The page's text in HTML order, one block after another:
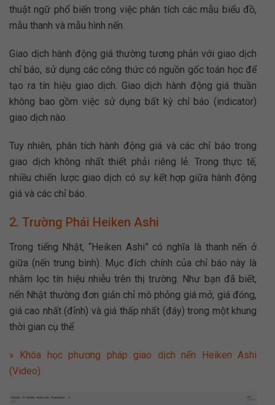
thuật ngữ phổ biến trong việc phân tích các mẫu biểu đồ,
mẫu thanh và mẫu hình nến.
Giao dịch hành động giá thường tương phản với giao dịch
chỉ báo, sử dụng các công thức có nguồn gốc toán học để
tạo ra tín hiệu giao dịch. Giao dịch hành động giá thuần
không bao gồm việc sử dụng bất kỳ chỉ báo (indicator)
giao dịch nào.
Tuy nhiên, phân tích hành động giá và các chỉ báo trong
giao dịch không nhất thiết phải riêng lẻ. Trong thực tế,
nhiều chiến lược giao dịch có sự kết hợp giữa hành động
giá và các chỉ báo.
2. Trường Phái Heiken Ashi
Trong tiếng Nhật, “Heiken Ashi” có nghĩa là thanh nến ở
giữa (nến trung bình). Mục đích chính của chỉ báo này là
nhằm lọc tín hiệu nhiễu trên thị trường. Như bạn đã biết,
nến Nhật thường đơn giản chỉ mô phỏng giá mở, giá đóng,
giá cao nhất (đỉnh) và giá thấp nhất (đáy) trong một khung
thời gian cụ thể.
» Khóa học phương pháp giao dịch nến Heiken Ashi
(Video)